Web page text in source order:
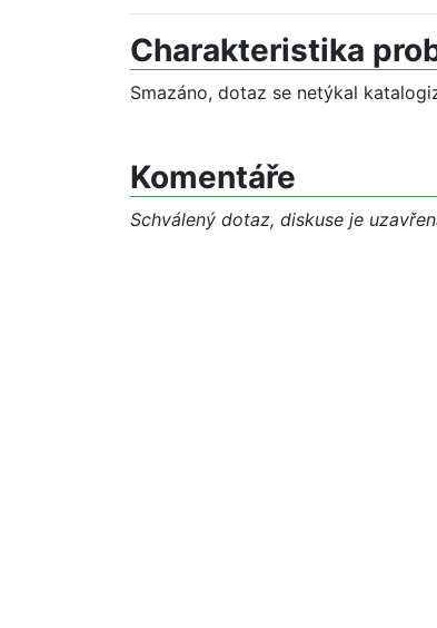
Charakteristika
Smazáno, dotaz se netýkal
Komentáře
Schválený dotaz, diskuse je